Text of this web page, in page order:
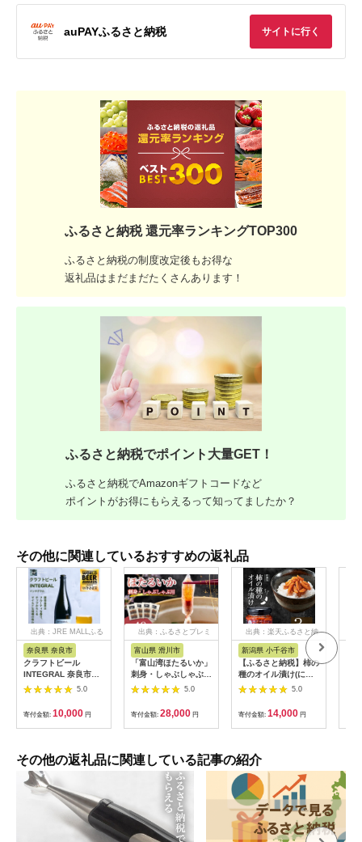
auPAYふるさと納税 サイトに行く
ふるさと納税 還元率ランキングTOP300
ふるさと納税の制度改定後もお得な
返礼品はまだまだたくさんあります！
ふるさと納税でポイント大量GET！
ふるさと納税でAmazonギフトコードなど
ポイントがお得にもらえるって知ってましたか？
その他に関連しているおすすめの返礼品
出典：JRE MALLふる
さと納税
奈良県 奈良市
クラフトビール
INTEGRAL 奈良市の
醸造所が手掛けるセゾ
ンスタイルのボトルビ
ール 750ml クラフト
ビール セゾン シャン
パン ボトル マイルド
ライ 上品 苦み 酵母
発酵 柑橘 お酒 酒 ギ
フト 贈答用 奈良醸造
奈良県 奈良市 I-178
5.0
寄付金額: 10,000 円
出典：ふるさとプレミ
富山県 滑川市
「富山湾ほたるいか」
刺身・しゃぶしゃぶ用
ポン酢付 [A-001012]
/ ほたるいか いか ホ
タルイカ イカ 沖漬け
川村水産 ホタルイカ
蛍烏賊 朝どれ 朝獲れ
産 旬 観光 ギフト 送
料無料 お取り寄せグ
ルメ 北陸 富山 冷凍
ほたるいか
5.0
寄付金額: 28,000 円
出典：楽天ふるさと納
新潟県 小千谷市
【ふるさと納税】柿の
種のオイル漬け(にん
にくラー油) 3個セッ
ト TVで紹介 やみつき
ザクザク パリパリ食
感 阿部幸製菓 | 柿の
種 かきのたね おつま
のお供 おかず お取り
寄せ グルメ 【0002-
0035-02】
5.0
寄付金額: 14,000 円
その他の返礼品に関連している記事の紹介